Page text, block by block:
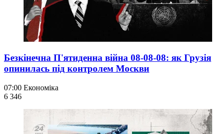
Безкінечна П'ятиденна війна 08-08-08: як Грузія
опинилась під контролем Москви
07:00 Економіка
6 346